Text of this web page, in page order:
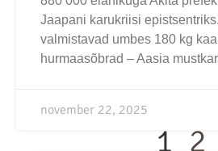
Jaapani karukriisi
valmistavad umbes 180 kg
hurmaasõbrad – Aasia
november 22, 2025
1 2